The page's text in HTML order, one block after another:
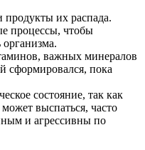
продукты их распада.
процессы, чтобы
организма.
важных минералов
сформировался, пока
состояние, так как
выспаться, часто
и агрессивны по